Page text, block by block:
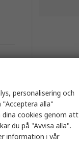
personalisering och
alla"
dina cookies genom att
du på "Avvisa alla".
information i vår